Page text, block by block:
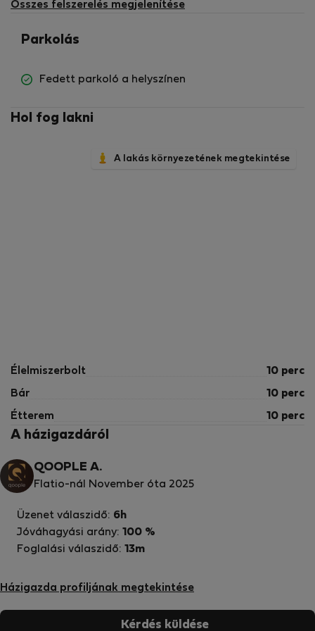
Összes felszerelés megjelenítése
Parkolás
Fedett parkoló a helyszínen
Hol fog lakni
A lakás környezetének megtekintése
Élelmiszerbolt 10 perc
Bár 10 perc
Étterem 10 perc
A házigazdáról
QOOPLE A.
Flatio-nál November óta 2025
Házigazda profiljának megtekintése
Üzenet válaszidő: 6h
Jóváhagyási arány: 100 %
Foglalási válaszidő: 13m
Kérdés küldése